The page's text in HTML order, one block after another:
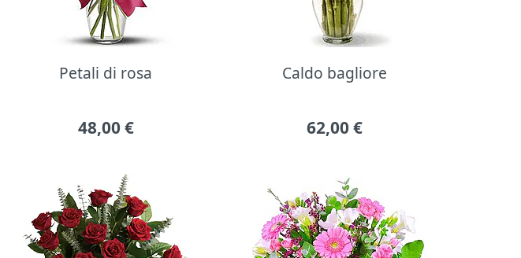
Petali di rosa
48,00 €
Caldo bagliore
62,00 €